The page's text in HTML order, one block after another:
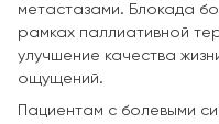
метастазами. Блокада
рамках паллиативной
улучшение качества
ощущений.
Пациентам с болевыми